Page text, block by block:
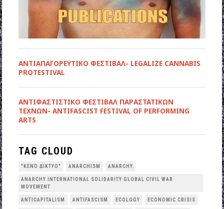
ΑΝΤΙΑΠΑΓΟΡΕΥΤΙΚΟ ΦΕΣΤΙΒΑΛ- LEGALIZE CANNABIS
PROTESTIVAL
ANTIΦΑΣΤΙΣΤΙΚΟ ΦΕΣΤΙΒΑΛ ΠΑΡΑΣΤΑΤΙΚΩΝ
ΤΕΧΝΩΝ- ANTIFASCIST FESTIVAL OF PERFORMING
ARTS
TAG CLOUD
"ΚΕΝΌ ΔΊΚΤΥΟ" ANARCHISM ANARCHY
ANARCHY INTERNATIONAL SOLIDARITY GLOBAL CIVIL WAR
MOVEMENT
ANTICAPITALISM ANTIFASCISM ECOLOGY ECONOMIC CRISIS